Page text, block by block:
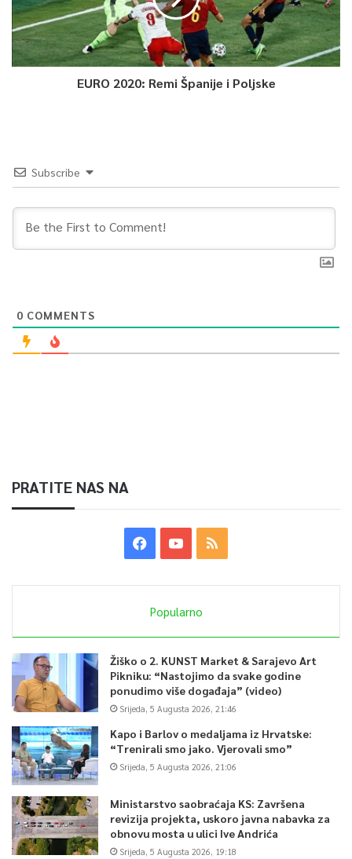
EURO 2020: Remi Španije i Poljske
Subscribe
0 COMMENTS
PRATITE NAS NA
Popularno
Žiško o 2. KUNST Market & Sarajevo Art
Pikniku: “Nastojimo da svake godine
ponudimo više događaja” (video)
Srijeda, 5 Augusta 2026, 21:46
Kapo i Barlov o medaljama iz Hrvatske:
“Trenirali smo jako. Vjerovali smo”
Srijeda, 5 Augusta 2026, 21:06
Ministarstvo saobraćaja KS: Završena
revizija projekta, uskoro javna nabavka za
obnovu mosta u ulici Ive Andrića
Srijeda, 5 Augusta 2026, 19:18